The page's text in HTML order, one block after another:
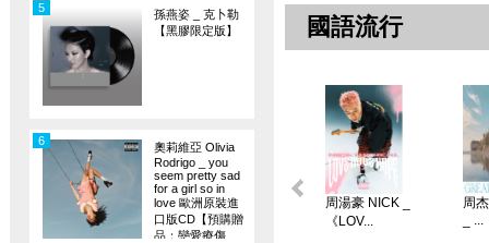
孫燕姿 _ 克卜勒
【黑膠限定版】
5
奧莉維亞 Olivia
Rodrigo _ you
seem pretty sad
for a girl so in
love 歐洲原裝進
口版CD【預購贈
品：戀愛療傷
6
國語流行
周湯豪 NICK _
《LOV...
周
_ ...